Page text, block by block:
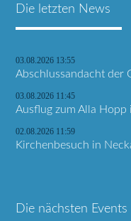
Die letzten News
03.08.2026 13:55
Abschlussandacht der
03.08.2026 11:45
Ausflug zum Alla Hopp
02.08.2026 11:59
Kirchenbesuch in
Die nächsten Events